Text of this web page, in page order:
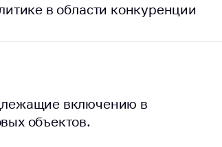
в области конкуренции
включению в
объектов.